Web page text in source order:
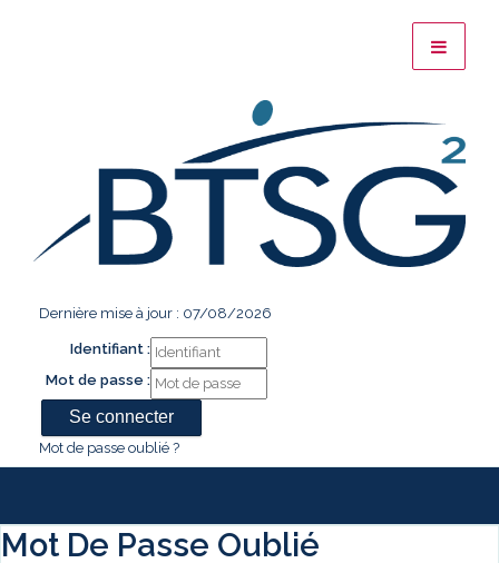
Dernière mise à jour : 07/08/2026
Identifiant :
Mot de passe :
Mot de passe oublié ?
Mot De Passe Oublié